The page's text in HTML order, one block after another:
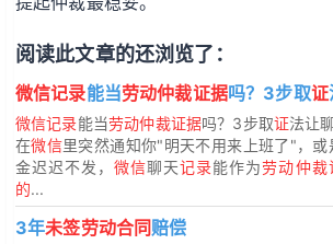
阅读此文章的还浏览了：
微信记录能当劳动仲裁证据吗？3步取证
微信记录能当劳动仲裁证据吗？3步取证法让
在微信里突然通知你"明天不用来上班了"，或
金迟迟不发，微信聊天记录能作为劳动仲裁
的...
3年未签劳动合同赔偿